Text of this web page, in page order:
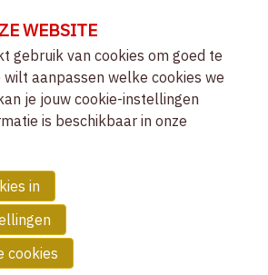
OVER VVCEPC
CLIËNTGERICHT-EXPERIËNTIEEL
AANVRAAG LIDMAATSCHAP
ERKENDE OPLEIDINGEN
ERKENDE LEDEN
BELANGSTELLENDEN
WEBSITE
gebruik van cookies om goed te
aanpassen welke cookies we
je jouw cookie-instellingen
is beschikbaar in onze
in
cookies